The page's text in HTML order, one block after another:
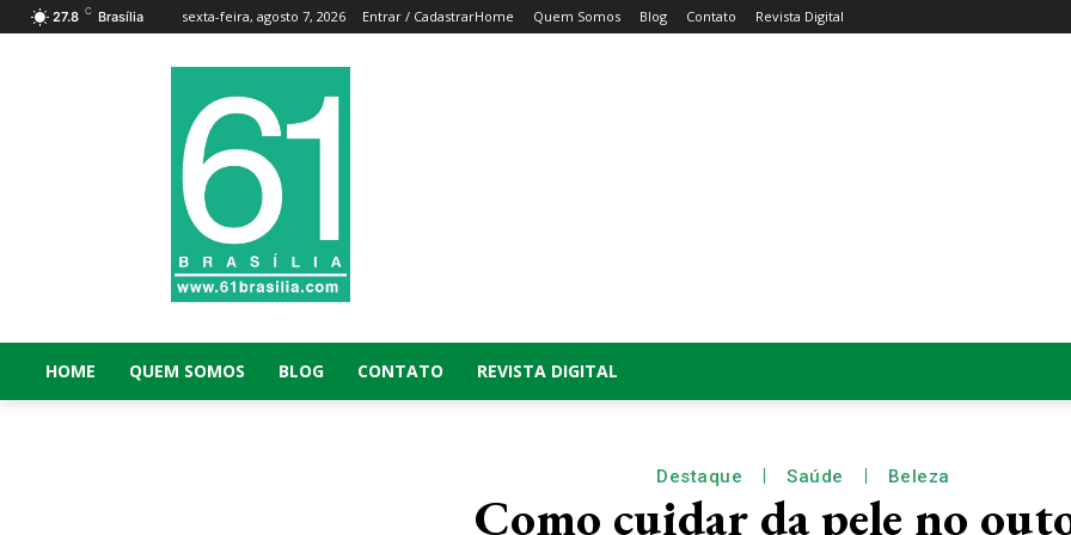
27.8 C Brasília sexta-feira, agosto 7, 2026 Entrar / CadastrarHome Quem Somos Blog Contato Revista Digital
HOME QUEM SOMOS BLOG CONTATO REVISTA DIGITAL
Destaque Saúde Beleza
Como cuidar da pele no